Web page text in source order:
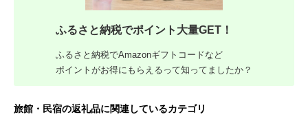
ふるさと納税でポイント大量GET！
ふるさと納税でAmazonギフトコードなど
ポイントがお得にもらえるって知ってましたか？
旅館・民宿の返礼品に関連しているカテゴリ